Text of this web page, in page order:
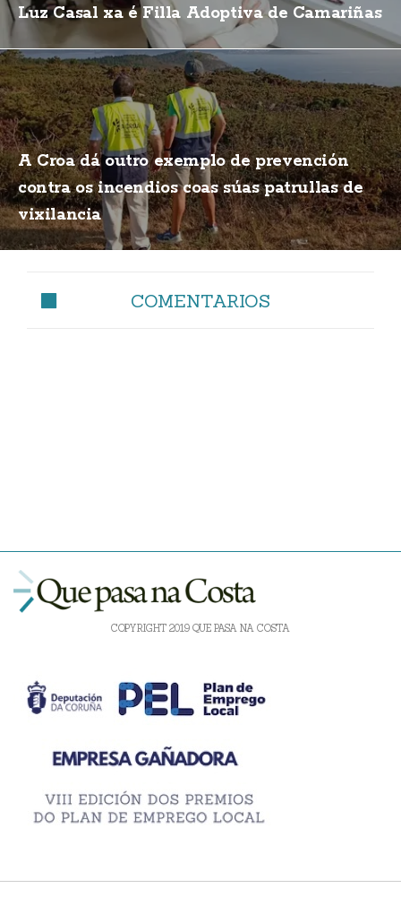
Luz Casal xa é Filla Adoptiva de Camariñas
A Croa dá outro exemplo de prevención
contra os incendios coas súas patrullas de
vixilancia
COMENTARIOS
COPYRIGHT 2019 QUE PASA NA COSTA